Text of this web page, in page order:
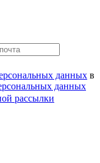
данных в
данных
рассылки